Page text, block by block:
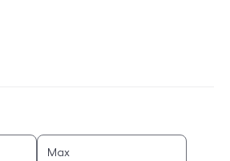
Maxcena (